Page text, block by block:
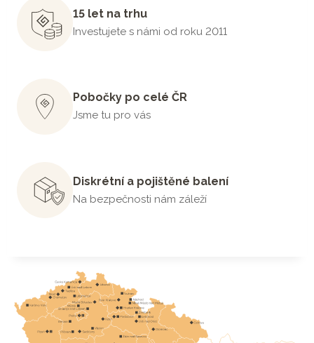
15 let na trhu
Investujete s námi od roku 2011
Pobočky po celé ČR
Jsme tu pro vás
Diskrétní a pojištěné balení
Na bezpečnosti nám záleží